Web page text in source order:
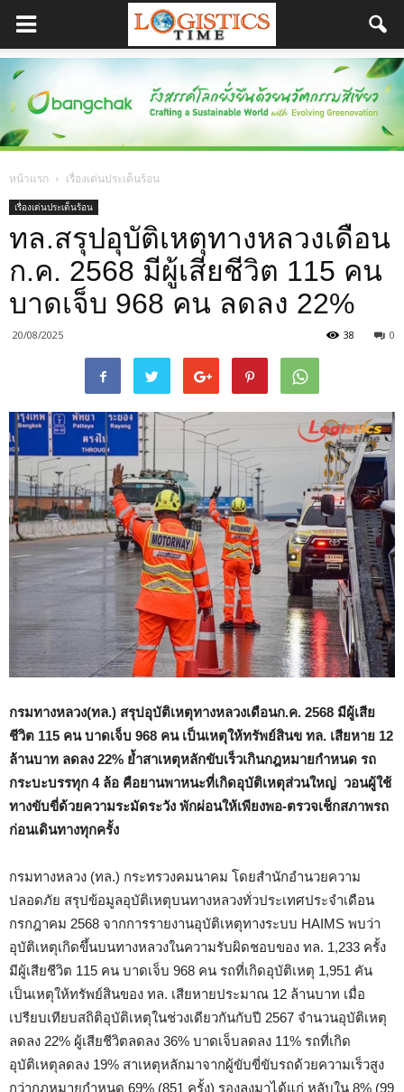
หน้าแรก เรื่องเด่นประเด็นร้อน
เรื่องเด่นประเด็นร้อน
ทล.สรุปอุบัติเหตุทางหลวงเดือน
ก.ค. 2568 มีผู้เสียชีวิต 115 คน
บาดเจ็บ 968 คน ลดลง 22%
20/08/2025 0
38
กรมทางหลวง(ทล.) สรุปอุบัติเหตุทางหลวงเดือนก.ค. 2568 มีผู้เสีย
ชีวิต 115 คน บาดเจ็บ 968 คน เป็นเหตุให้ทรัพย์สินข ทล. เสียหาย 12
ล้านบาท ลดลง 22% ย้ำสาเหตุหลักขับเร็วเกินกฎหมายกำหนด รถ
กระบะบรรทุก 4 ล้อ คือยานพาหนะที่เกิดอุบัติเหตุส่วนใหญ่ วอนผู้ใช้
ทางขับขี่ด้วยความระมัดระวัง พักผ่อนให้เพียงพอ-ตรวจเช็กสภาพรถ
ก่อนเดินทางทุกครั้ง
กรมทางหลวง (ทล.) กระทรวงคมนาคม โดยสำนักอำนวยความ
ปลอดภัย สรุปข้อมูลอุบัติเหตุบนทางหลวงทั่วประเทศประจำเดือน
กรกฎาคม 2568 จากการรายงานอุบัติเหตุทางระบบ HAIMS พบว่า
อุบัติเหตุเกิดขึ้นบนทางหลวงในความรับผิดชอบของ ทล. 1,233 ครั้ง
มีผู้เสียชีวิต 115 คน บาดเจ็บ 968 คน รถที่เกิดอุบัติเหตุ 1,951 คัน
เป็นเหตุให้ทรัพย์สินของ ทล. เสียหายประมาณ 12 ล้านบาท เมื่อ
เปรียบเทียบสถิติอุบัติเหตุในช่วงเดียวกันกับปี 2567 จำนวนอุบัติเหตุ
ลดลง 22% ผู้เสียชีวิตลดลง 36% บาดเจ็บลดลง 11% รถที่เกิด
อุบัติเหตุลดลง 19% สาเหตุหลักมาจากผู้ขับขี่ขับรถด้วยความเร็วสูง
กว่ากฎหมายกำหนด 69% (851 ครั้ง) รองลงมาได้แก่ หลับใน 8% (99